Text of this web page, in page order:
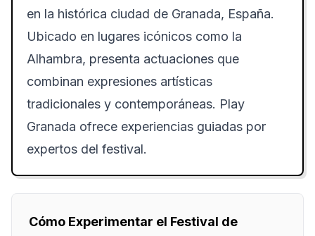
en la histórica ciudad de Granada, España.
Ubicado en lugares icónicos como la
Alhambra, presenta actuaciones que
combinan expresiones artísticas
tradicionales y contemporáneas. Play
Granada ofrece experiencias guiadas por
expertos del festival.
Cómo Experimentar el Festival de